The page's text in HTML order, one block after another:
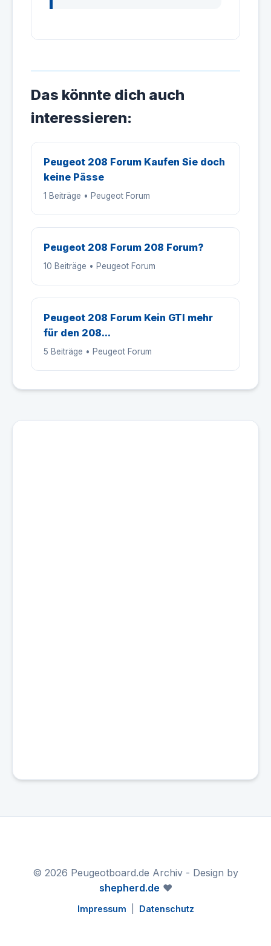
Das könnte dich auch
interessieren:
Peugeot 208 Forum Kaufen Sie doch
keine Pässe
1 Beiträge • Peugeot Forum
Peugeot 208 Forum 208 Forum?
10 Beiträge • Peugeot Forum
Peugeot 208 Forum Kein GTI mehr
für den 208...
5 Beiträge • Peugeot Forum
© 2026 Peugeotboard.de Archiv - Design by
shepherd.de ❤️
Impressum Datenschutz